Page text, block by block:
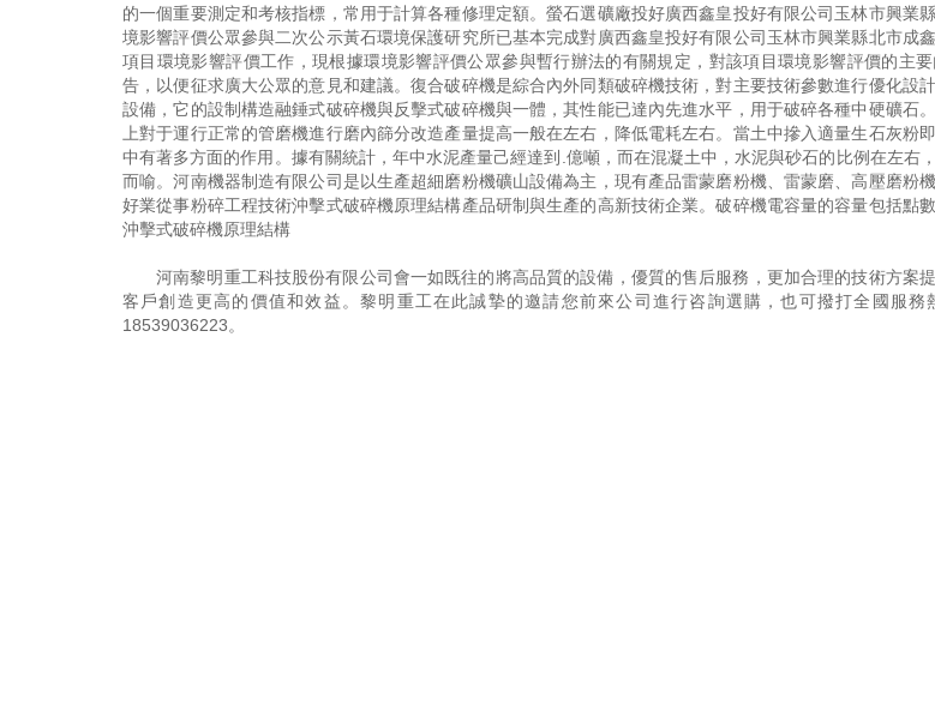
的一個重要測定和考核指標，常用于計算各種修理定額。螢石選礦廠投好廣西鑫皇投好有限公司玉林市興業
境影響評價公眾參與二次公示黃石環境保護研究所已基本完成對廣西鑫皇投好有限公司玉林市興業縣北市成
項目環境影響評價工作，現根據環境影響評價公眾參與暫行辦法的有關規定，對該項目環境影響評價的主
告，以便征求廣大公眾的意見和建議。復合破碎機是綜合內外同類破碎機技術，對主要技術參數進行優化設
設備，它的設制構造融錘式破碎機與反擊式破碎機與一體，其性能已達內先進水平，用于破碎各種中硬礦石
上對于運行正常的管磨機進行磨內篩分改造產量提高一般在左右，降低電耗左右。當土中摻入適量生石灰粉
中有著多方面的作用。據有關統計，年中水泥產量己經達到.億噸，而在混凝土中，水泥與砂石的比例在左右
而喻。河南機器制造有限公司是以生產超細磨粉機礦山設備為主，現有產品雷蒙磨粉機、雷蒙磨、高壓磨粉
好業從事粉碎工程技術沖擊式破碎機原理結構產品研制與生產的高新技術企業。破碎機電容量的容量包括點
沖擊式破碎機原理結構
河南黎明重工科技股份有限公司會一如既往的將高品質的設備，優質的售后服務，更加合理的技術方案
客戶創造更高的價值和效益。黎明重工在此誠摯的邀請您前來公司進行咨詢選購，也可撥打全國服務
18539036223。